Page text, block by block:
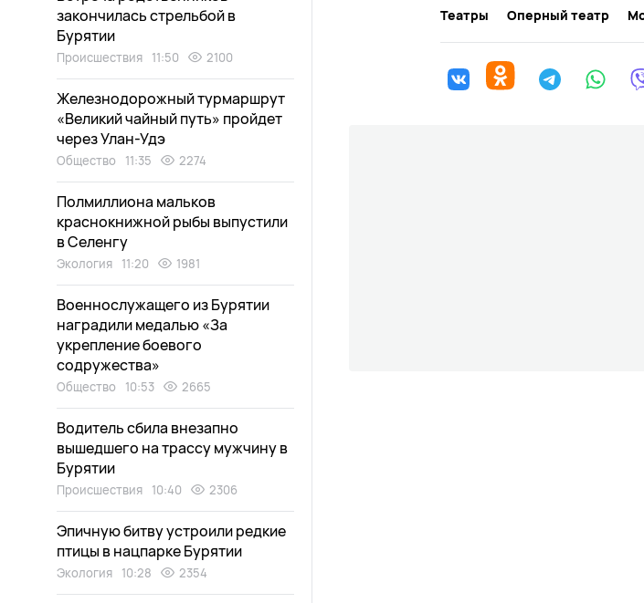
Театры Оперный театр
закончилась стрельбой в
Бурятии
Происшествия 11:50 2100
Железнодорожный турмаршрут
«Великий чайный путь» пройдет
через Улан-Удэ
Общество 11:35 2274
Полмиллиона мальков
краснокнижной рыбы выпустили
в Селенгу
Экология 11:20 1981
Военнослужащего из Бурятии
наградили медалью «За
укрепление боевого
содружества»
Общество 10:53 2665
Водитель сбила внезапно
вышедшего на трассу мужчину в
Бурятии
Происшествия 10:40 2306
Эпичную битву устроили редкие
птицы в нацпарке Бурятии
Экология 10:28 2354